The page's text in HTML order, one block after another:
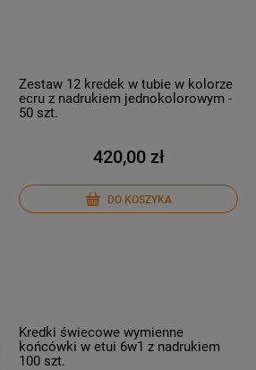
Zestaw 12 kredek w tubie w kolorze
ecru z nadrukiem jednokolorowym -
50 szt.
420,00 zł
DO KOSZYKA
Kredki świecowe wymienne
końcówki w etui 6w1 z nadrukiem
100 szt.